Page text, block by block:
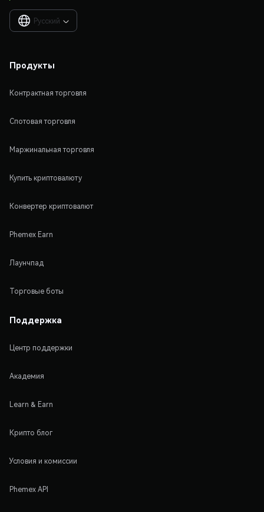
Русский 
Продукты
Контрактная торговля
Спотовая торговля
Маржинальная торговля
Купить криптовалюту
Конвертер криптовалют
Phemex Earn
Лаунчпад
Торговые боты
Поддержка
Центр поддержки
Академия
Learn & Earn
Крипто блог
Условия и комиссии
Phemex API